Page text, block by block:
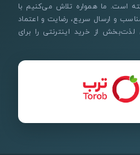
است. ما همواره تلاش می‌کنیم با
و ارسال سریع، رضایت و اعتماد
از خرید اینترنتی را برای